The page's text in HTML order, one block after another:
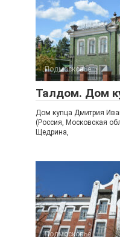
Подмосковье
Талдом. Дом
Дом купца Дмитрия
(Россия, Московская
Щедрина,
Подмосковье